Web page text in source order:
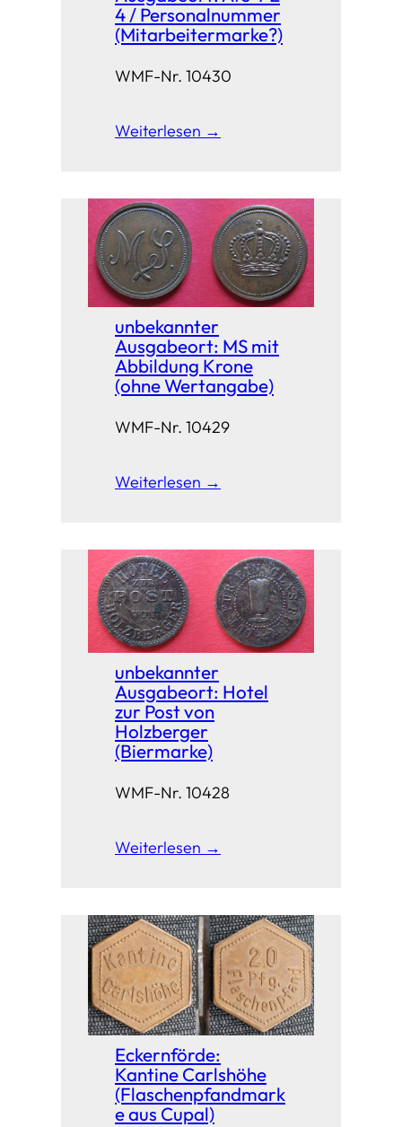
4 / Personalnummer
(Mitarbeitermarke?)
WMF-Nr. 10430
Weiterlesen →
unbekannter
Ausgabeort: MS mit
Abbildung Krone
(ohne Wertangabe)
WMF-Nr. 10429
Weiterlesen →
unbekannter
Ausgabeort: Hotel
zur Post von
Holzberger
(Biermarke)
WMF-Nr. 10428
Weiterlesen →
Eckernförde:
Kantine Carlshöhe
(Flaschenpfandmark
e aus Cupal)